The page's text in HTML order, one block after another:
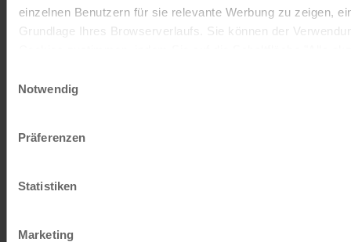
einzelnen Benutzern für sie relevante Werbung zu zeigen,
Grundlage Ihres Browserverlaufs. Sie können der
Impressum
Notwendig
Präferenzen
Statistiken
Marketing
4****Sup. MS…